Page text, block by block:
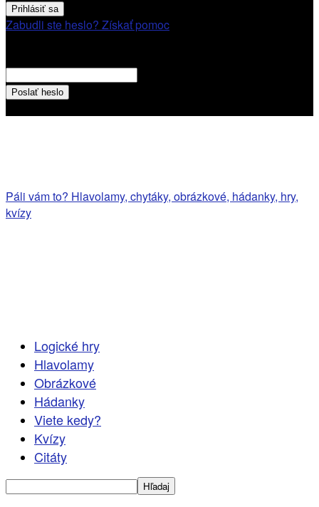
Zabudli ste heslo? Získať pomoc
Páli vám to? Hlavolamy, chytáky, obrázkové, hádanky, hry,
kvízy
Logické hry
Hlavolamy
Obrázkové
Hádanky
Viete kedy?
Kvízy
Citáty